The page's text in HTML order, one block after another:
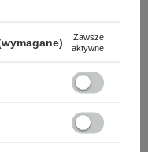
Zawsze
aktywne